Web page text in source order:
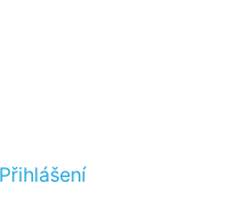
Přihlášení